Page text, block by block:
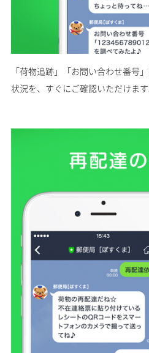
「荷物追跡」「お問い合わせ番号
状況を、すぐにご確認いただけます